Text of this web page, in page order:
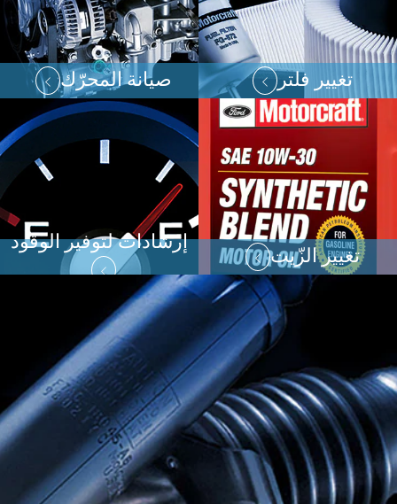
صيانة المحرّك تغيير فلتر
إرشادات لتوفير الوقود
تغيير الزّيت